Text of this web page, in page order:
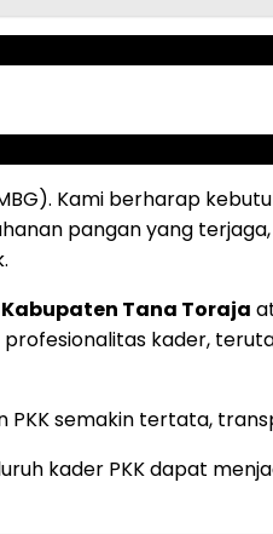
Kami berharap
pangan yang
Kabupaten Tana Toraja
kader,
PKK semakin tertata,
kader PKK dapat